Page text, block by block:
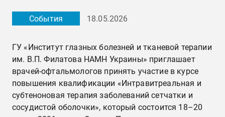
События 18.05.2026
ГУ «Институт глазных болезней и тканевой терапии
им. В.П. Филатова НАМН Украины» приглашает
врачей-офтальмологов принять участие в курсе
повышения квалификации «Интравитреальная и
субтеноновая терапия заболеваний сетчатки и
сосудистой оболочки», который состоится 18–20